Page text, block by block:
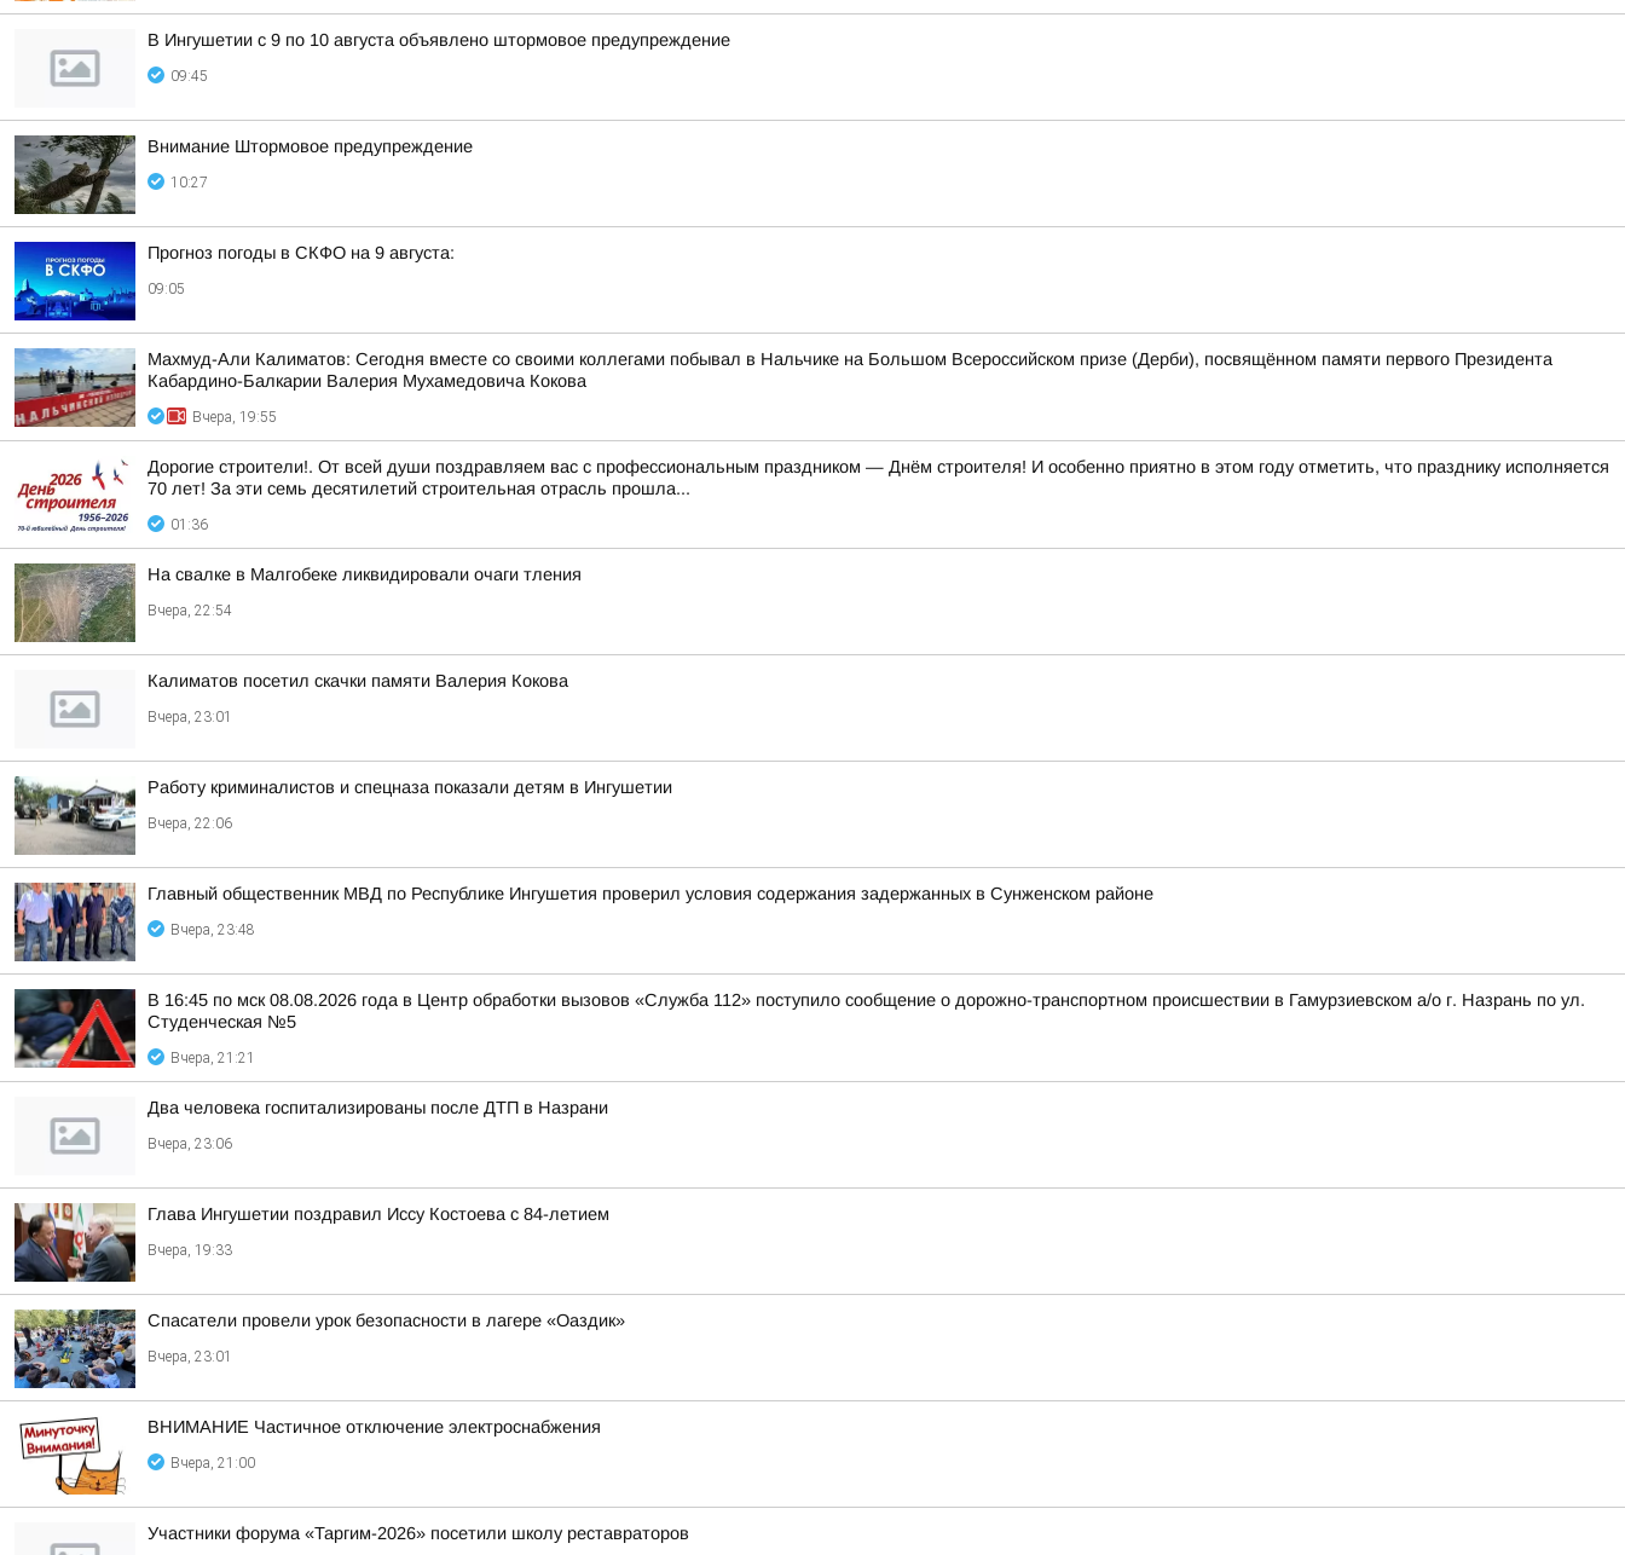
В Ингушетии с 9 по 10 августа объявлено штормовое предупреждение
09:45
Внимание Штормовое предупреждение
10:27
Прогноз погоды в СКФО на 9 августа:
09:05
Махмуд-Али Калиматов: Сегодня вместе со своими коллегами побывал в Нальчике на Большом Всероссийском призе (Дерби), посвящённом памяти первого Президента
Кабардино-Балкарии Валерия Мухамедовича Кокова
Вчера, 19:55
Дорогие строители!. От всей души поздравляем вас с профессиональным праздником — Днём строителя! И особенно приятно в этом году отметить, что празднику исполняется
70 лет! За эти семь десятилетий строительная отрасль прошла...
01:36
На свалке в Малгобеке ликвидировали очаги тления
Вчера, 22:54
Калиматов посетил скачки памяти Валерия Кокова
Вчера, 23:01
Работу криминалистов и спецназа показали детям в Ингушетии
Вчера, 22:06
Главный общественник МВД по Республике Ингушетия проверил условия содержания задержанных в Сунженском районе
Вчера, 23:48
В 16:45 по мск 08.08.2026 года в Центр обработки вызовов «Служба 112» поступило сообщение о дорожно-транспортном происшествии в Гамурзиевском а/о г. Назрань по ул.
Студенческая №5
Вчера, 21:21
Два человека госпитализированы после ДТП в Назрани
Вчера, 23:06
Глава Ингушетии поздравил Иссу Костоева с 84-летием
Вчера, 19:33
Спасатели провели урок безопасности в лагере «Оаздик»
Вчера, 23:01
ВНИМАНИЕ Частичное отключение электроснабжения
Вчера, 21:00
Участники форума «Таргим-2026» посетили школу реставраторов